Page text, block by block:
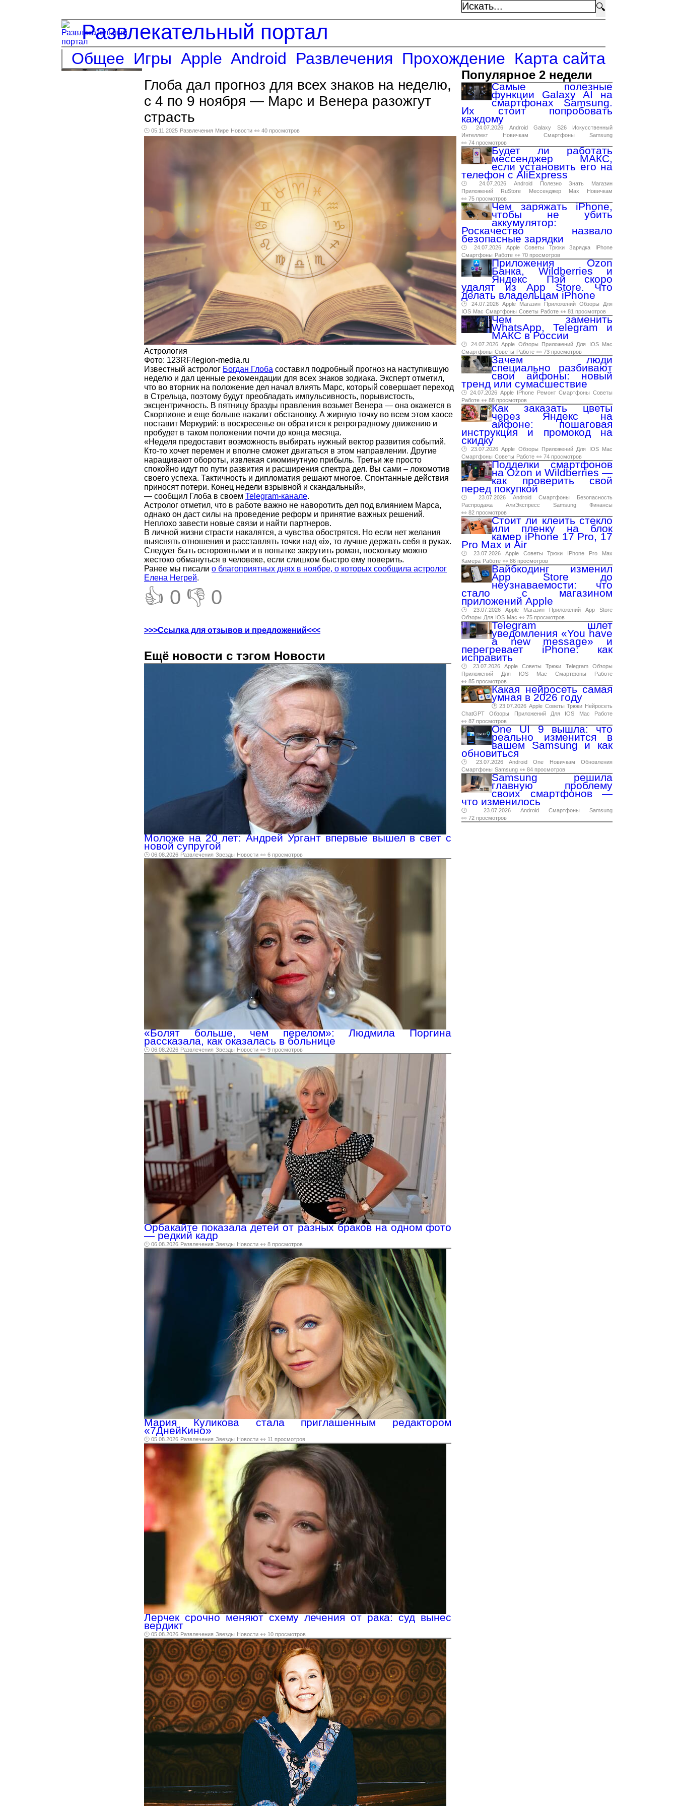
🔍
Развлекательный портал
Общее Игры Apple Android Развлечения Прохождение Карта сайта
Глоба дал прогноз для всех знаков на неделю,
с 4 по 9 ноября — Марс и Венера разожгут
страсть
🕑 05.11.2025 Развлечения Мире Новости 👀 40 просмотров
Астрология
Фото: 123RF/legion-media.ru
Известный астролог Богдан Глоба составил подробный прогноз на наступившую
неделю и дал ценные рекомендации для всех знаков зодиака. Эксперт отметил,
что во вторник на положение дел начал влиять Марс, который совершает переход
в Стрельца, поэтому будут преобладать импульсивность, порывистость,
эксцентричность. В пятницу бразды правления возьмет Венера — она окажется в
Скорпионе и еще больше накалит обстановку. А жирную точку во всем этом хаосе
поставит Меркурий: в воскресенье он обратится к ретроградному движению и
пробудет в таком положении почти до конца месяца.
«Неделя предоставит возможность выбирать нужный вектор развития событий.
Кто-то хочет перемен и вполне сможет двигаться в этом направлении. Другие
наращивают обороты, извлекая сиюминутную прибыль. Третьи же просто
спокойно идут по пути развития и расширения спектра дел. Вы сами – локомотив
своего успеха. Тактичность и дипломатия решают многое. Спонтанные действия
приносят потери. Конец недели взрывной и скандальный»,
— сообщил Глоба в своем Telegram-канале.
Астролог отметил, что в работе важно не наворотить дел под влиянием Марса,
однако он даст силы на проведение реформ и принятие важных решений.
Неплохо завести новые связи и найти партнеров.
В личной жизни страсти накалятся, а чувства обострятся. Но если нет желания
выяснять отношения и расставлять точки над «i», то лучше держать себя в руках.
Следует быть осторожными и в попытке закрутить роман, поскольку можно
жестоко обмануться в человеке, если слишком быстро ему поверить.
Ранее мы писали о благоприятных днях в ноябре, о которых сообщила астролог
Елена Негрей.
👍 0 👎 0
>>>Ссылка для отзывов и предложений<<<
Ещё новости с тэгом Новости
Моложе на 20 лет: Андрей Ургант впервые вышел в свет с
новой супругой
🕑 06.08.2026 Развлечения Звезды Новости 👀 6 просмотров
«Болят больше, чем перелом»: Людмила Поргина
рассказала, как оказалась в больнице
🕑 06.08.2026 Развлечения Звезды Новости 👀 9 просмотров
Орбакайте показала детей от разных браков на одном фото
— редкий кадр
🕑 06.08.2026 Развлечения Звезды Новости 👀 8 просмотров
Мария Куликова стала приглашенным редактором
«7ДнейКино»
🕑 05.08.2026 Развлечения Звезды Новости 👀 11 просмотров
Лерчек срочно меняют схему лечения от рака: суд вынес
вердикт
🕑 05.08.2026 Развлечения Звезды Новости 👀 10 просмотров
Популярное 2 недели
Самые полезные
функции Galaxy AI на
смартфонах Samsung.
Их стоит попробовать
каждому
🕑 24.07.2026 Android Galaxy S26
Искусственный
Интеллект
Новичкам Смартфоны
Samsung
👀 74 просмотров
Будет ли работать
мессенджер МАКС,
если установить его на
телефон с AliExpress
🕑 24.07.2026 Android Полезно Знать
Магазин
Приложений
RuStore Мессенджер Max
Новичкам
👀 75 просмотров
Чем заряжать iPhone,
чтобы не убить
аккумулятор:
Роскачество назвало
безопасные зарядки
🕑 24.07.2026 Apple Советы Трюки Зарядка
IPhone
Смартфоны Работе 👀 70 просмотров
Приложения Ozon
Банка, Wildberries и
Яндекс Пэй скоро
удалят из App Store. Что
делать владельцам iPhone
🕑 24.07.2026 Apple Магазин Приложений Обзоры
Для
IOS Mac Смартфоны Советы Работе 👀 81 просмотров
Чем заменить
WhatsApp, Telegram и
МАКС в России
🕑 24.07.2026 Apple Обзоры Приложений Для IOS
Mac
Смартфоны Советы Работе 👀 73 просмотров
Зачем люди
специально разбивают
свои айфоны: новый
тренд или сумасшествие
🕑 24.07.2026 Apple IPhone Ремонт Смартфоны Советы
Работе 👀 88 просмотров
Как заказать цветы
через Яндекс на
айфоне: пошаговая
инструкция и промокод на
скидку
🕑 23.07.2026 Apple Обзоры Приложений Для IOS
Mac
Смартфоны Советы Работе 👀 74 просмотров
Подделки смартфонов
на Ozon и Wildberries —
как проверить свой
перед покупкой
🕑 23.07.2026 Android Смартфоны
Безопасность
Распродажа
АлиЭкспресс Samsung
Финансы
👀 82 просмотров
Стоит ли клеить стекло
или пленку на блок
камер iPhone 17 Pro, 17
Pro Max и Air
🕑 23.07.2026 Apple Советы Трюки IPhone Pro
Max
Камера Работе 👀 86 просмотров
Вайбкодинг изменил
App Store до
неузнаваемости: что
стало с магазином
приложений Apple
🕑 23.07.2026 Apple Магазин Приложений App
Store
Обзоры Для IOS Mac 👀 75 просмотров
Telegram шлет
уведомления «You have
a new message» и
перегревает iPhone: как
исправить
🕑 23.07.2026 Apple Советы Трюки Telegram
Обзоры
Приложений
Для IOS Mac Смартфоны
Работе
👀 85 просмотров
Какая нейросеть самая
умная в 2026 году
🕑 23.07.2026 Apple Советы Трюки Нейросеть
ChatGPT
Обзоры Приложений Для IOS Mac
Работе
👀 87 просмотров
One UI 9 вышла: что
реально изменится в
вашем Samsung и как
обновиться
🕑 23.07.2026 Android One Новичкам
Обновления
Смартфоны Samsung 👀 84 просмотров
Samsung решила
главную проблему
своих смартфонов —
что изменилось
🕑 23.07.2026 Android Смартфоны
Samsung
👀 72 просмотров